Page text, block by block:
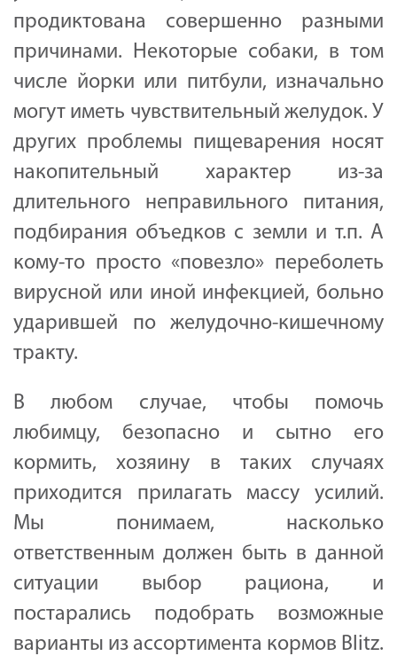
продиктована совершенно разными
причинами. Некоторые собаки, в том
числе йорки или питбули, изначально
могут иметь чувствительный желудок. У
других проблемы пищеварения носят
накопительный характер из-за
длительного неправильного питания,
подбирания объедков с земли и т.п. А
кому-то просто «повезло» переболеть
вирусной или иной инфекцией, больно
ударившей по желудочно-кишечному
тракту.
В любом случае, чтобы помочь
любимцу, безопасно и сытно его
кормить, хозяину в таких случаях
приходится прилагать массу усилий.
Мы понимаем, насколько
ответственным должен быть в данной
ситуации выбор рациона, и
постарались подобрать возможные
варианты из ассортимента кормов Blitz.